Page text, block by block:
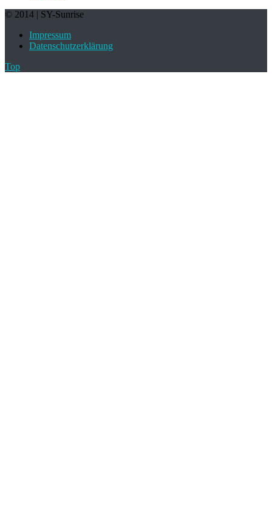
© 2014 | SY-Sunrise
Impressum
Datenschutzerklärung
Top